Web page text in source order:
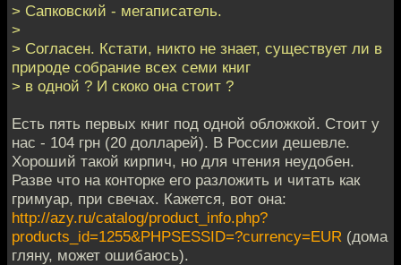
> Сапковский - мегаписатель.
>
> Согласен. Кстати, никто не знает, существует ли в
природе собрание всех семи книг
> в одной ? И скоко она стоит ?
Есть пять первых книг под одной обложкой. Стоит у
нас - 104 грн (20 долларей). В России дешевле.
Хороший такой кирпич, но для чтения неудобен.
Разве что на конторке его разложить и читать как
гримуар, при свечах. Кажется, вот она:
http://azy.ru/catalog/product_info.php?
products_id=1255&PHPSESSID=?currency=EUR (дома
гляну, может ошибаюсь).